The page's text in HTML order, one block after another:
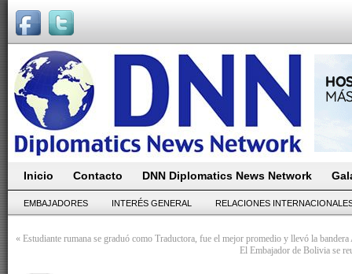
Inicio Contacto DNN Diplomatics News Network
EMBAJADORES INTERÉS GENERAL RELACIONES
« Estudiante rumana se graduó como Traductora, fue el mejor promedio y llevó la bandera
El Embajador de Bolivia se